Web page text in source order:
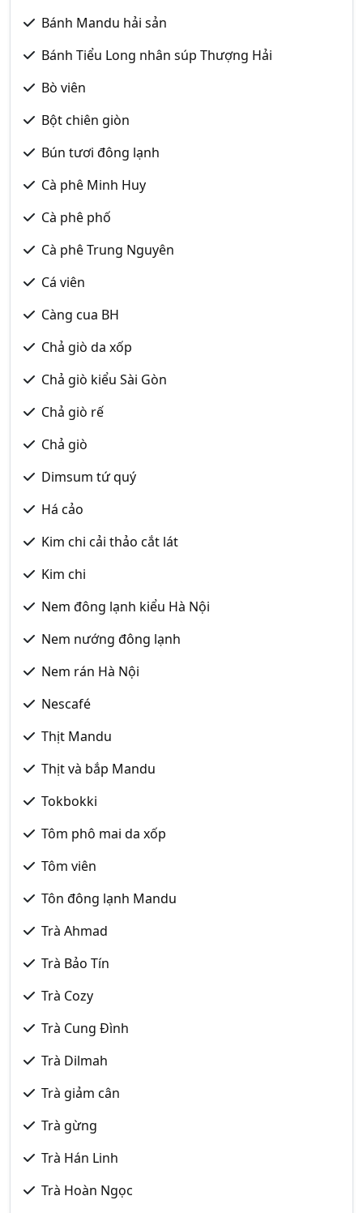
Bánh Mandu hải sản
Bánh Tiểu Long nhân súp Thượng Hải
Bò viên
Bột chiên giòn
Bún tươi đông lạnh
Cà phê Minh Huy
Cà phê phố
Cà phê Trung Nguyên
Cá viên
Càng cua BH
Chả giò da xốp
Chả giò kiểu Sài Gòn
Chả giò rế
Chả giò
Dimsum tứ quý
Há cảo
Kim chi cải thảo cắt lát
Kim chi
Nem đông lạnh kiểu Hà Nội
Nem nướng đông lạnh
Nem rán Hà Nội
Nescafé
Thịt Mandu
Thịt và bắp Mandu
Tokbokki
Tôm phô mai da xốp
Tôm viên
Tôn đông lạnh Mandu
Trà Ahmad
Trà Bảo Tín
Trà Cozy
Trà Cung Đình
Trà Dilmah
Trà giảm cân
Trà gừng
Trà Hán Linh
Trà Hoàn Ngọc